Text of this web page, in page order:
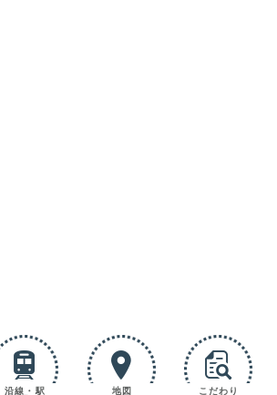
沿線・駅 地図 こだわり